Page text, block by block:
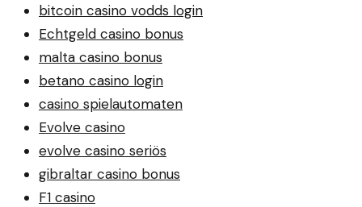
bitcoin casino vodds login
Echtgeld casino bonus
malta casino bonus
betano casino login
casino spielautomaten
Evolve casino
evolve casino seriös
gibraltar casino bonus
F1 casino